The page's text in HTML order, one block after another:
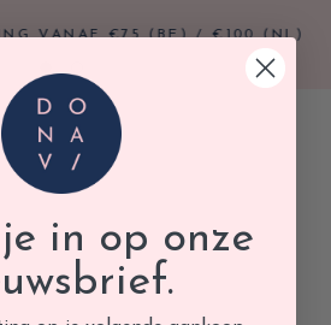
VANAF €75 (BE) / €100 (NL)
in op onze